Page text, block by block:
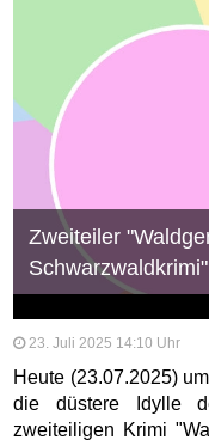
Zweiteiler
23. Juli 2025 14:10 Uhr
Heute (23.07.2025)
die düstere Idylle
zweiteiligen Krimi